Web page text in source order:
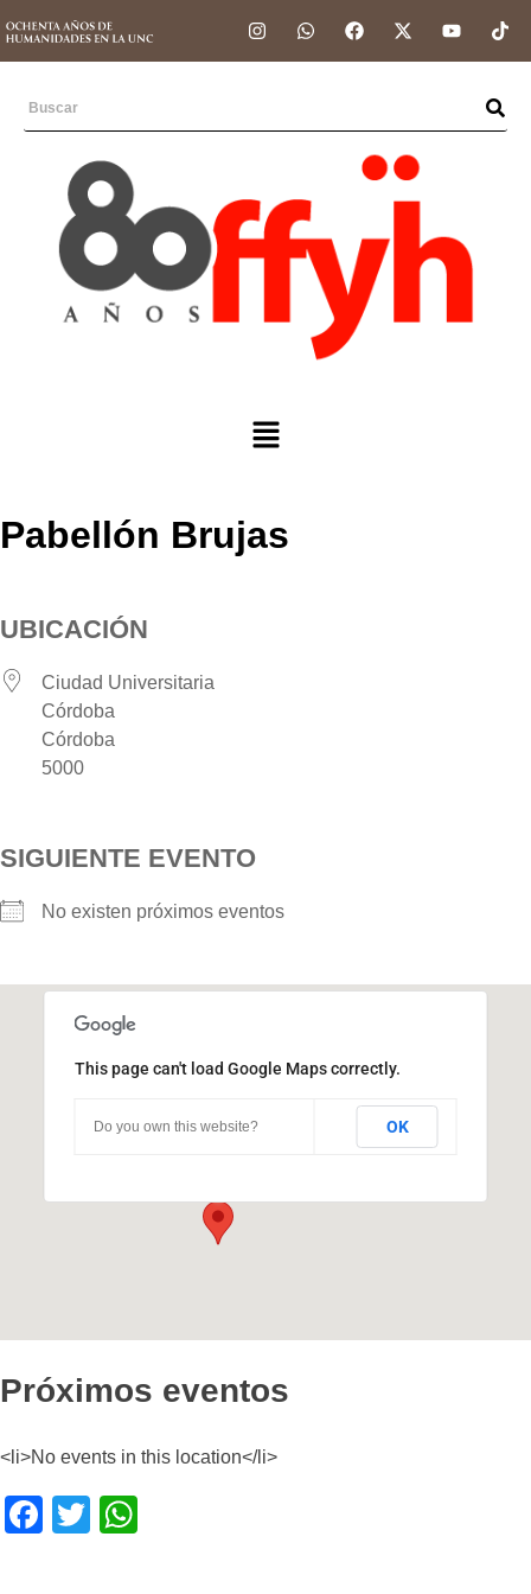
Pabellón Brujas
UBICACIÓN
Ciudad Universitaria
Córdoba
Córdoba
5000
SIGUIENTE EVENTO
No existen próximos eventos
This page can't load Google Maps correctly.
Do you own this website? OK
Próximos eventos
<li>No events in this location</li>
F
T